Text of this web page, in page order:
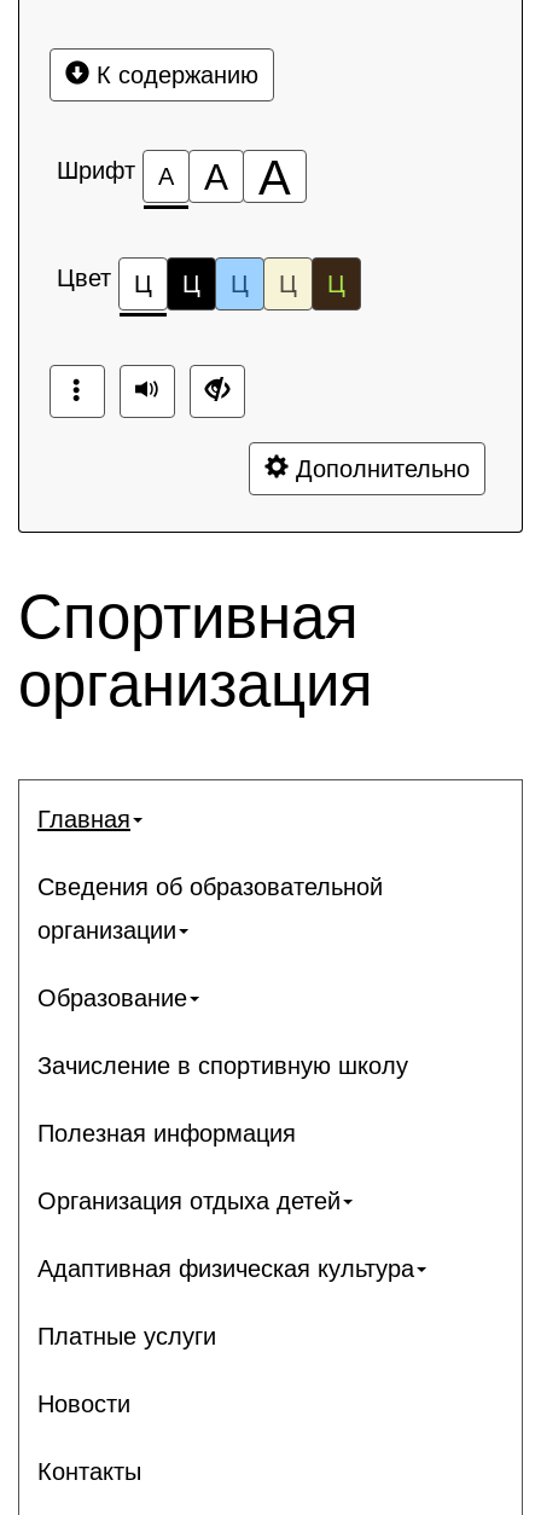
К содержанию
Шрифт А А А
Цвет Ц Ц Ц Ц Ц
Дополнительно
Спортивная
организация
Главная
Сведения об образовательной
организации
Образование
Зачисление в спортивную школу
Полезная информация
Организация отдыха детей
Адаптивная физическая культура
Платные услуги
Новости
Контакты